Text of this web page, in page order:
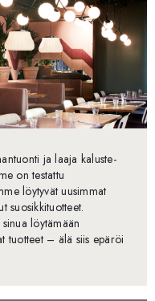
ja laaja kaluste-
on testattu
löytyvät uusimmat
suosikkituotteet.
löytämään
tuotteet – älä siis epäröi